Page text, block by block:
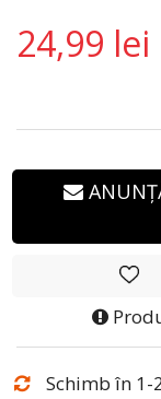
24,99 lei
Schimb în 1-